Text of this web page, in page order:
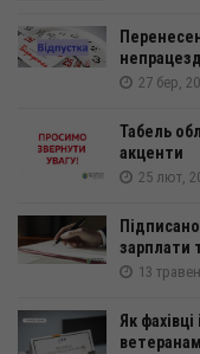
27 бер,
Табель
акценти
25 лют,
зарплати
13
Як